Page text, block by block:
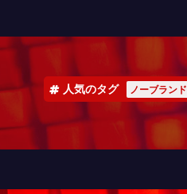
人気のタグ ノーブランド